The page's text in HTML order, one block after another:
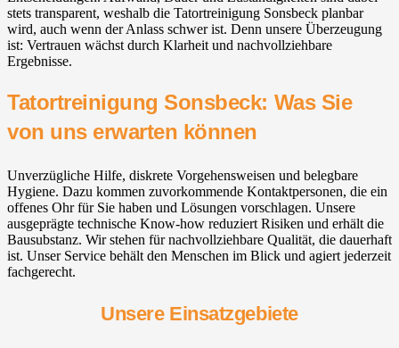
stets transparent, weshalb die Tatortreinigung Sonsbeck planbar
wird, auch wenn der Anlass schwer ist. Denn unsere Überzeugung
ist: Vertrauen wächst durch Klarheit und nachvollziehbare
Ergebnisse.
Tatortreinigung Sonsbeck: Was Sie
von uns erwarten können
Unverzügliche Hilfe, diskrete Vorgehensweisen und belegbare
Hygiene. Dazu kommen zuvorkommende Kontaktpersonen, die ein
offenes Ohr für Sie haben und Lösungen vorschlagen. Unsere
ausgeprägte technische Know-how reduziert Risiken und erhält die
Bausubstanz. Wir stehen für nachvollziehbare Qualität, die dauerhaft
ist. Unser Service behält den Menschen im Blick und agiert jederzeit
fachgerecht.
Unsere Einsatzgebiete